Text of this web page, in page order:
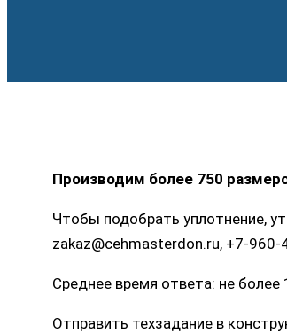
Производим более 750
Чтобы подобрать уплотнение,
zakaz@cehmasterdon.ru, +7-960-
Среднее время ответа: не более
Отправить техзадание в